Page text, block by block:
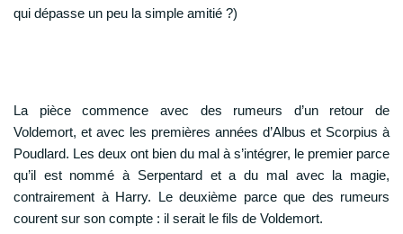
qui dépasse un peu la simple amitié ?)
La pièce commence avec des rumeurs d’un retour de
Voldemort, et avec les premières années d’Albus et Scorpius à
Poudlard. Les deux ont bien du mal à s’intégrer, le premier parce
qu’il est nommé à Serpentard et a du mal avec la magie,
contrairement à Harry. Le deuxième parce que des rumeurs
courent sur son compte : il serait le fils de Voldemort.